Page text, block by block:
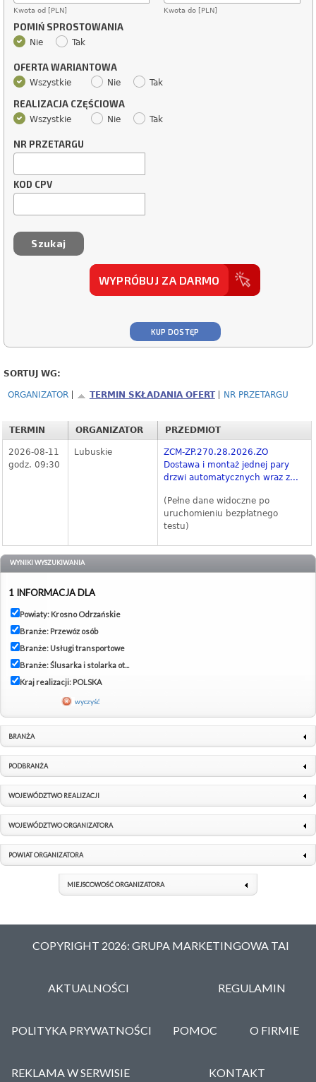
Kwota od [PLN] Kwota do [PLN]
POMIŃ SPROSTOWANIA
Nie Tak
OFERTA WARIANTOWA
Wszystkie Nie Tak
REALIZACJA CZĘŚCIOWA
Wszystkie Nie Tak
NR PRZETARGU
KOD CPV
WYPRÓBUJ ZA DARMO
KUP DOSTĘP
SORTUJ WG:
ORGANIZATOR TERMIN SKŁADANIA OFERT NR PRZETARGU
TERMIN ORGANIZATOR PRZEDMIOT
2026-08-11
godz. 09:30
Lubuskie
ZCM-ZP.270.28.2026.ZO
Dostawa i montaż jednej pary
drzwi automatycznych wraz z...
(Pełne dane widoczne po
uruchomieniu bezpłatnego
testu)
WYNIKI WYSZUKIWANIA
1 INFORMACJA DLA
Powiaty: Krosno Odrzańskie
Branże: Przewóz osób
Branże: Usługi transportowe
Branże: Ślusarka i stolarka ot...
Kraj realizacji: POLSKA
wyczyść
BRANŻA
PODBRANŻA
WOJEWÓDZTWO REALIZACJI
WOJEWÓDZTWO ORGANIZATORA
POWIAT ORGANIZATORA
MIEJSCOWOŚĆ ORGANIZATORA
COPYRIGHT 2026: GRUPA MARKETINGOWA TAI
AKTUALNOŚCI REGULAMIN
POLITYKA PRYWATNOŚCI POMOC O FIRMIE
REKLAMA W SERWISIE KONTAKT